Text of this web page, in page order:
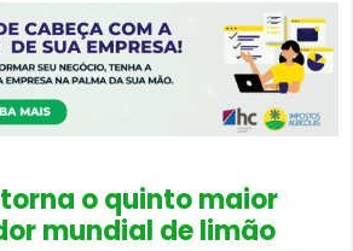
o quinto maior
mundial de limão